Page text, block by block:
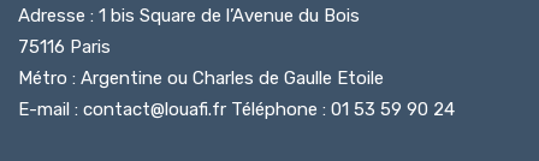
Adresse : 1 bis Square de l’Avenue du Bois
75116 Paris
Métro : Argentine ou Charles de Gaulle Etoile
E-mail : contact@louafi.fr Téléphone : 01 53 59 90 24